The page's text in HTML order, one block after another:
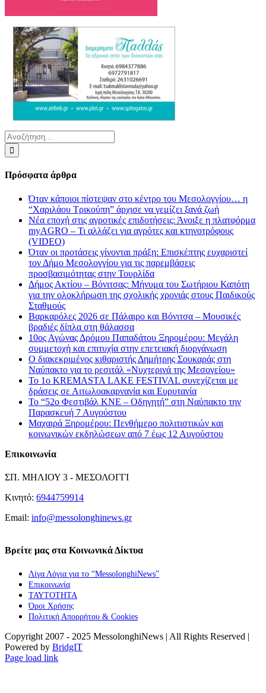
Αναζήτηση
για:
Πρόσφατα άρθρα
Όταν κάποιοι πίστεψαν στο κέντρο του Μεσολογγίου… η
“Χαριλάου Τρικούπη” άρχισε να γεμίζει ξανά ζωή
Νέα εποχή στις αγροτικές επιδοτήσεις: Άνοιξε η πλατφόρμα
myAGRO – Τι αλλάζει για αγρότες και κτηνοτρόφους
(VIDEO)
Όταν οι προτάσεις γίνονται πράξη: Επισκέπτης ευχαριστεί
τον Δήμο Μεσολογγίου για τις παρεμβάσεις
προσβασιμότητας στην Τουρλίδα
Δήμος Ακτίου – Βόνιτσας: Μήνυμα του Σωτήριου Καπότη
για την ολοκλήρωση της σχολικής χρονιάς στους Παιδικούς
Σταθμούς
Βαρκαρόλες 2026 σε Πάλαιρο και Βόνιτσα – Μουσικές
βραδιές δίπλα στη θάλασσα
10ος Αγώνας Δρόμου Παπαδάτου Ξηρομέρου: Μεγάλη
συμμετοχή και επιτυχία στην επετειακή διοργάνωση
Ο διακεκριμένος κιθαριστής Δημήτρης Σουκαράς στη
Ναύπακτο για το ρεσιτάλ «Νυχτερινά της Μεσογείου»
Το 1ο KREMASTA LAKE FESTIVAL συνεχίζεται με
δράσεις σε Αιτωλοακαρνανία και Ευρυτανία
Το “52ο Φεστιβάλ ΚΝΕ – Οδηγητή” στη Ναύπακτο την
Παρασκευή 7 Αυγούστου
Μαχαιρά Ξηρομέρου: Πενθήμερο πολιτιστικών και
κοινωνικών εκδηλώσεων από 7 έως 12 Αυγούστου
Επικοινωνία
ΣΠ. ΜΗΛΙΟΥ 3 - ΜΕΣΟΛΟΓΓΙ
Κινητό: 6944759914
Email: info@messolonghinews.gr
Βρείτε μας στα Κοινωνικά Δίκτυα
Λίγα Λόγια για το “MessolonghiNews”
Επικοινωνία
ΤΑΥΤΟΤΗΤΑ
Όροι Χρήσης
Πολιτική Απορρήτου & Cookies
Copyright 2007 - 2025 MessolonghiNews | All Rights Reserved |
Powered by BridgIT
YouTube
Facebook
Instagram
Page load link